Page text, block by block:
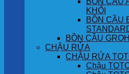
KHỐI
BỒN CẦU
BỒN CẦU
CHẬU RỬA
CHẬU RỬA
Chậu